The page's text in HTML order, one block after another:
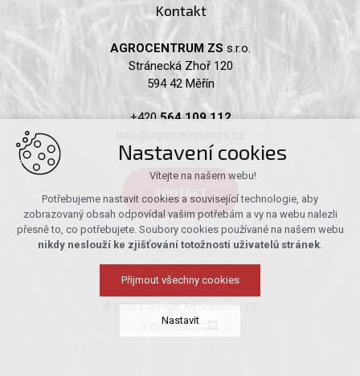
Kontakt
AGROCENTRUM ZS s.r.o.
Stránecká Zhoř 120
594 42 Měřín
+420564 109 112
KONTAKT
© 2026 Copyright Agrocentrum ZS
Vytvořil xart.cz
Nastavení cookies
Vítejte na našem webu!
Potřebujeme nastavit cookies a související technologie, aby
zobrazovaný obsah odpovídal vašim potřebám a vy na webu nalezli
přesně to, co potřebujete. Soubory cookies používané na našem webu
nikdy neslouží ke zjišťování totožnosti uživatelů stránek.
Přijmout všechny cookies
Nastavit